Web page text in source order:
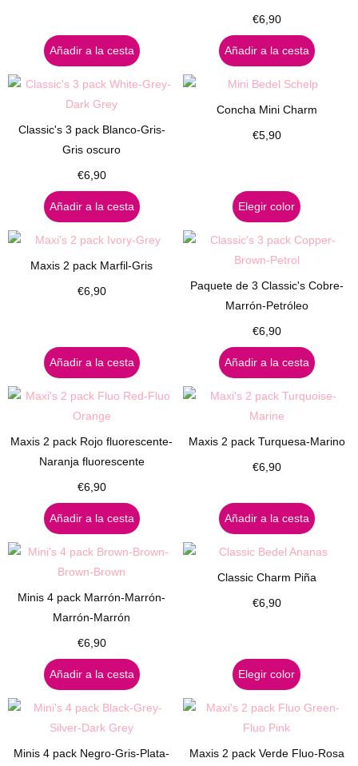
Añadir a la cesta
€6,90
Añadir a la cesta
Classic's 3 pack Blanco-Gris-
Gris oscuro
€6,90
Añadir a la cesta
Concha Mini Charm
€5,90
Elegir color
Maxis 2 pack Marfil-Gris
€6,90
Añadir a la cesta
Paquete de 3 Classic's Cobre-
Marrón-Petróleo
€6,90
Añadir a la cesta
Maxis 2 pack Rojo fluorescente-
Naranja fluorescente
€6,90
Añadir a la cesta
Maxis 2 pack Turquesa-Marino
€6,90
Añadir a la cesta
Minis 4 pack Marrón-Marrón-
Marrón-Marrón
€6,90
Añadir a la cesta
Classic Charm Piña
€6,90
Elegir color
Minis 4 pack Negro-Gris-Plata-
Maxis 2 pack Verde Fluo-Rosa